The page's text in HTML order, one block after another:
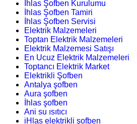
İhlas Şofben Kurulumu
İhlas Şofben Tamiri
İhlas Şofben Servisi
Elektrik Malzemeleri
Toptan Elektrik Malzemeleri
Elektrik Malzemesi Satışı
En Ucuz Elektrik Malzemeleri
Toptancı Elektrik Market
Elektrikli Şofben
Antalya şofben
Aura şofben
İhlas şofben
Ani su ısıtıcı
iHlas elektrikli şofben